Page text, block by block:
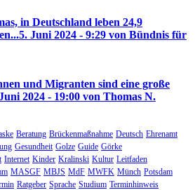
in Deutschland leben 24,9
5. Juni 2024 - 9:29 von Bündnis für
und Migranten sind eine große
2024 - 19:00 von Thomas N.
Beratung Brückenmaßnahme Deutsch Ehrenamt
Gesundheit Golze Guide Görke
Internet Kinder Kralinski Kultur Leitfaden
MASGF MBJS MdF MWFK Münch Potsdam
Ratgeber Sprache Studium Terminhinweis